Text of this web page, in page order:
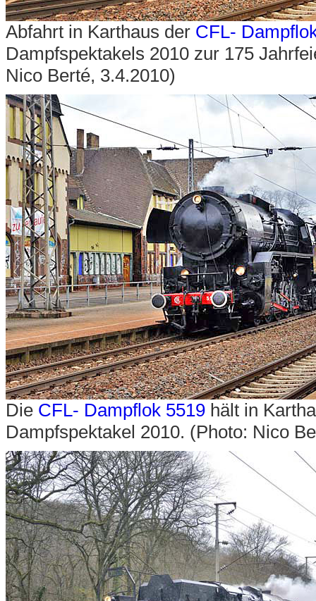
Abfahrt in Karthaus der CFL-
Dampfspektakels 2010 zur 175
Nico Berté, 3.4.2010)
Die CFL- Dampflok 5519 hält in
Dampfspektakel 2010. (Photo: Nico